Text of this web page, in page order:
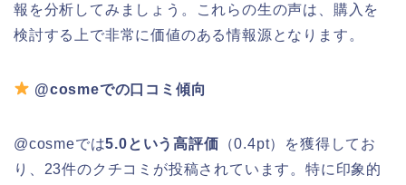
報を分析してみましょう。これらの生の声は、購入を
検討する上で非常に価値のある情報源となります。
@cosmeでの口コミ傾向
@cosmeでは5.0という高評価 （0.4pt）を獲得してお
り、23件のクチコミが投稿されています。特に印象的